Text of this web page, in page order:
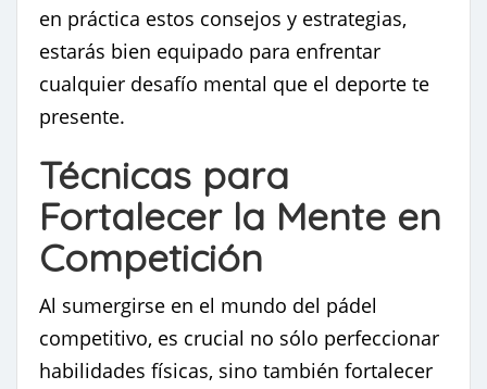
en práctica estos consejos y estrategias,
estarás bien equipado para enfrentar
cualquier desafío mental que el deporte te
presente.
Técnicas para
Fortalecer la Mente en
Competición
Al sumergirse en el mundo del pádel
competitivo, es crucial no sólo perfeccionar
habilidades físicas, sino también fortalecer